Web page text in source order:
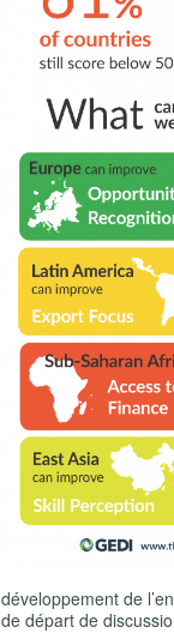
développement de
de départ de